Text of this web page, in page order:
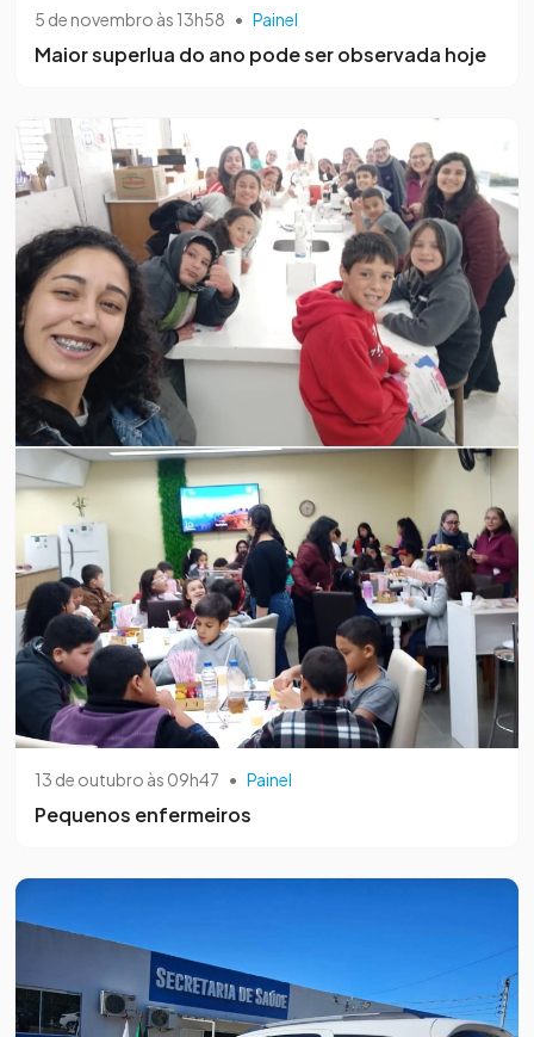
5 de novembro às 13h58 • Painel
Maior superlua do ano pode ser observada hoje
13 de outubro às 09h47 • Painel
Pequenos enfermeiros